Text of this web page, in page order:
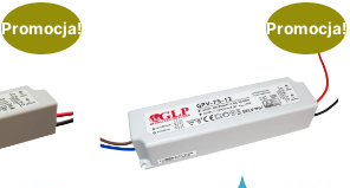
Promocja! Promocja!